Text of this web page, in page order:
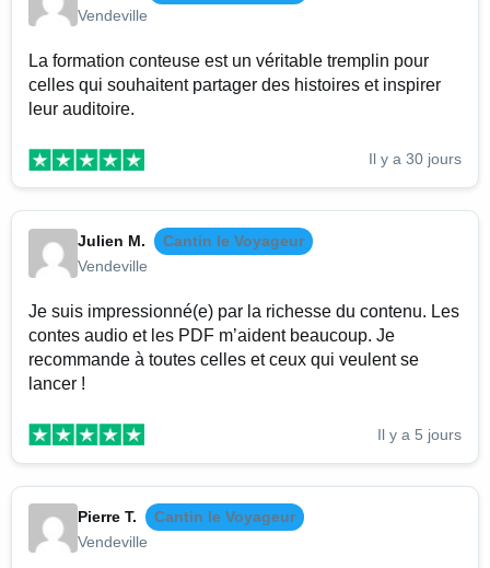
Vendeville
La formation conteuse est un véritable tremplin pour
celles qui souhaitent partager des histoires et inspirer
leur auditoire.
Il y a 30 jours
Julien M.
Cantin le Voyageur
Vendeville
Je suis impressionné(e) par la richesse du contenu. Les
contes audio et les PDF m’aident beaucoup. Je
recommande à toutes celles et ceux qui veulent se
lancer !
Il y a 5 jours
Pierre T.
Cantin le Voyageur
Vendeville